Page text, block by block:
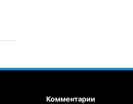
Комментарии